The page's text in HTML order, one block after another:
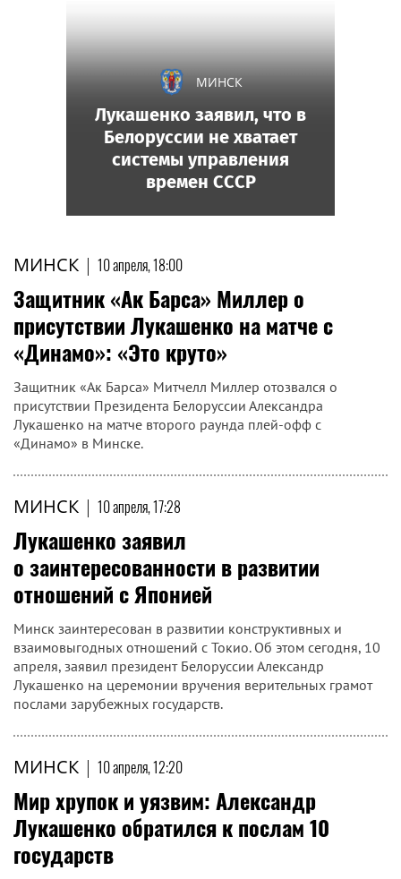
МИНСК | 10 апреля, 18:00
Защитник «Ак Барса» Миллер о
присутствии Лукашенко на матче с
«Динамо»: «Это круто»
Защитник «Ак Барса» Митчелл Миллер отозвался о
присутствии Президента Белоруссии Александра
Лукашенко на матче второго раунда плей-офф с
«Динамо» в Минске.
МИНСК | 10 апреля, 17:28
Лукашенко заявил
о заинтересованности в развитии
отношений с Японией
Минск заинтересован в развитии конструктивных и
взаимовыгодных отношений с Токио. Об этом сегодня, 10
апреля, заявил президент Белоруссии Александр
Лукашенко на церемонии вручения верительных грамот
послами зарубежных государств.
МИНСК | 10 апреля, 12:20
Мир хрупок и уязвим: Александр
Лукашенко обратился к послам 10
государств
МИНСК
Лукашенко заявил, что в
Белоруссии не хватает
системы управления
времен СССР